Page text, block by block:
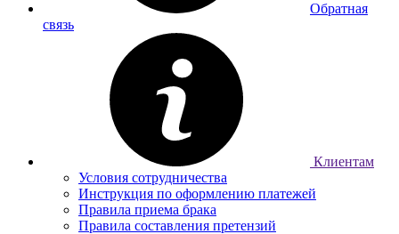
Обратная
связь
Клиентам
Условия сотрудничества
Инструкция по оформлению платежей
Правила приема брака
Правила составления претензий